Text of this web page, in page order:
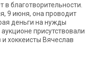
в благотворительности.
9 июня, она проводит
деньги на нужды
присутствовали
хоккеисты Вячеслав